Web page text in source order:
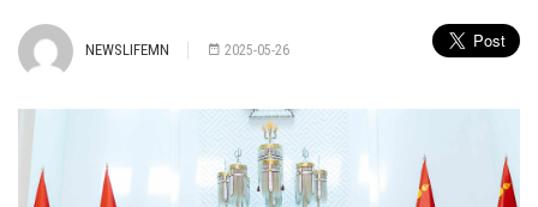
NEWSLIFEMN 2025-05-26